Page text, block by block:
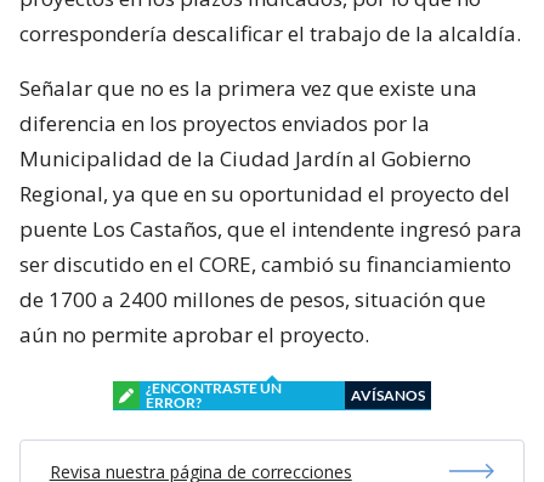
correspondería descalificar el trabajo de la alcaldía.
Señalar que no es la primera vez que existe una
diferencia en los proyectos enviados por la
Municipalidad de la Ciudad Jardín al Gobierno
Regional, ya que en su oportunidad el proyecto del
puente Los Castaños, que el intendente ingresó para
ser discutido en el CORE, cambió su financiamiento
de 1700 a 2400 millones de pesos, situación que
aún no permite aprobar el proyecto.
¿ENCONTRASTE UN
ERROR?
AVÍSANOS
Revisa nuestra página de correcciones